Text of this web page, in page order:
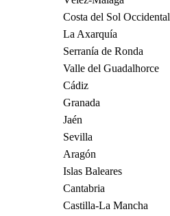
Costa del Sol Occidental
La Axarquía
Serranía de Ronda
Valle del Guadalhorce
Cádiz
Granada
Jaén
Sevilla
Aragón
Islas Baleares
Cantabria
Castilla-La Mancha